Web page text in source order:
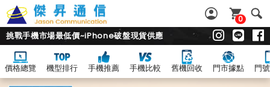
0
挑戰手機市場最低價~iPhone破盤現貨供應
價格總覽 機型排行 手機推薦 手機比較 舊機回收 門市據點 門